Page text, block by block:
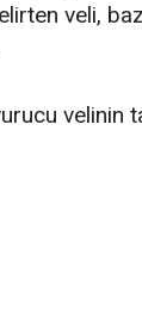
veli,
velinin